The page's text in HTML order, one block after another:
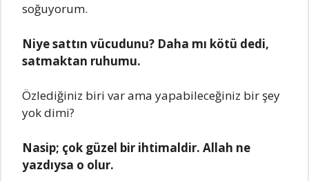
soğuyorum.
Niye sattın vücudunu? Daha mı kötü dedi,
satmaktan ruhumu.
Özlediğiniz biri var ama yapabileceğiniz bir şey
yok dimi?
Nasip; çok güzel bir ihtimaldir. Allah ne
yazdıysa o olur.